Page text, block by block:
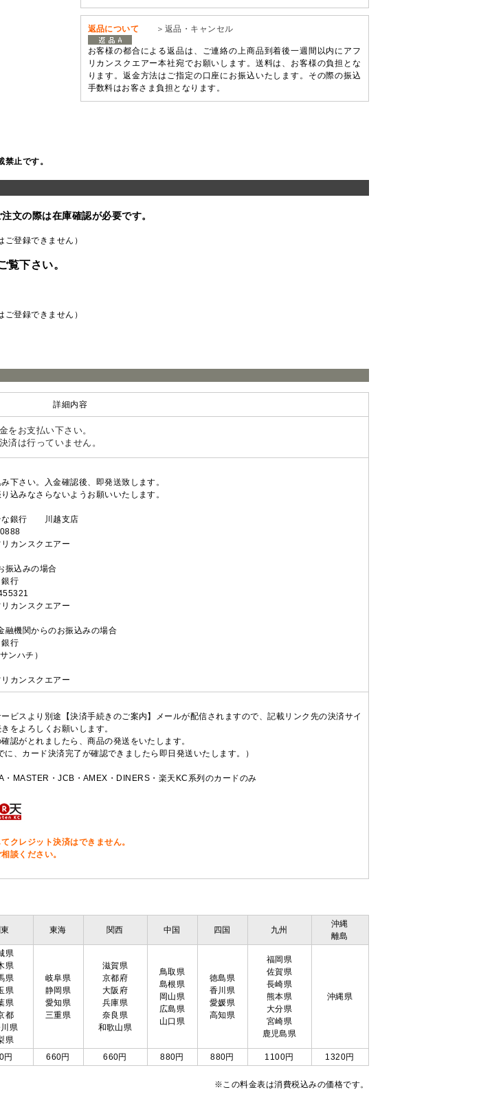
返品について ＞返品・キャンセル
お客様の都合による返品は、ご連絡の上商品到着後一週間以内にアフ
リカンスクエアー本社宛でお願いします。送料は、お客様の負担とな
ります。返金方法はご指定の口座にお振込いたします。その際の振込
手数料はお客さま負担となります。
止です。
文の際は在庫確認が必要です。
登録できません）
覧下さい。
登録できません）
内容
をお支払い下さい。
済は行っていません。
下さい。入金確認後、即発送致します。
込みなさらないようお願いいたします。
な銀行 川越支店
カンスクエアー
振込みの場合
行
カンスクエアー
融機関からのお振込みの場合
行
ハチ）
カンスクエアー
ビスより別途【決済手続きのご案内】メールが配信されますので、記載リンク先の決済サイ
をよろしくお願いします。
認がとれましたら、商品の発送をいたします。
に、カード決済完了が確認できましたら即日発送いたします。）
・MASTER・JCB・AMEX・DINERS・楽天KC系列のカードのみ
クレジット決済はできません。
談ください。
東海 関西 中国 四国 九州
沖縄
離島
県
県
県
県
県
都
県
県
岐阜県
静岡県
愛知県
三重県
滋賀県
京都府
大阪府
兵庫県
奈良県
和歌山県
鳥取県
島根県
岡山県
広島県
山口県
徳島県
香川県
愛媛県
高知県
福岡県
佐賀県
長崎県
熊本県
大分県
宮崎県
鹿児島県
沖縄県
円 660円 660円 880円 880円 1100円 1320円
※この料金表は消費税込みの価格です。